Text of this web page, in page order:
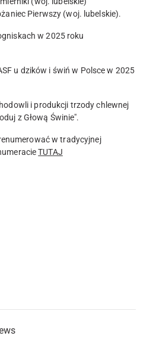
Pierwszy (woj. lubelskie).
w 2025 roku
u dzików i świń w Polsce w 2025
i produkcji trzody chlewnej
z Głową Świnie".
w tradycyjnej
TUTAJ